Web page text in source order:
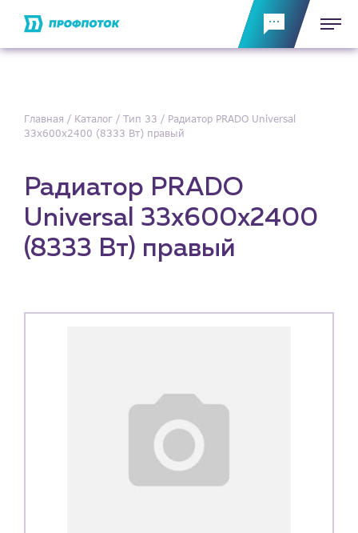
Главная Каталог Тип 33
Радиатор PRADO Universal
33х600х2400 (8333 Вт) правый
Радиатор PRADO
Universal 33х600х2400
(8333 Вт) правый